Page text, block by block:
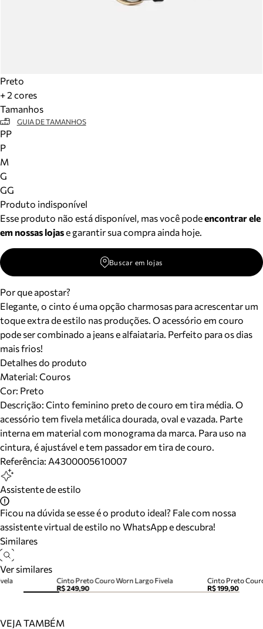
Preto
+ 2 cores
Tamanhos
GUIA DE TAMANHOS
PP
P
M
G
GG
Produto indisponível
Esse produto não está disponível, mas você podeencontrar ele
em nossas lojase garantir sua compra ainda hoje.
Buscar em lojas
Por que apostar?
Elegante, o cinto é uma opção charmosas para acrescentar um
toque extra de estilo nas produções. O acessório em couro
pode ser combinado a jeans e alfaiataria. Perfeito para os dias
mais frios!
Detalhes do produto
Material: Couros
Cor: Preto
Descrição: Cinto feminino preto de couro em tira média. O
acessório tem fivela metálica dourada, oval e vazada. Parte
interna em material com monograma da marca. Para uso na
cintura, é ajustável e tem passador em tira de couro.
Referência: A4300005610007
Assistente de estilo
Ficou na dúvida se esse é o produto ideal? Fale com nossa
assistente virtual de estilo no WhatsApp e descubra!
Similares
Ver similares
Cinto Preto Couro Worn Largo Fivela
R$ 249,90
Cinto Preto
R$ 199,90
VEJA TAMBÉM